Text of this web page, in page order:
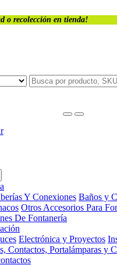
o recolección en tienda!
Y Conexiones Baños y
Otros Accesorios Para
De Fontanería
Electrónica y Proyectos
Contactos, Portalámparas y